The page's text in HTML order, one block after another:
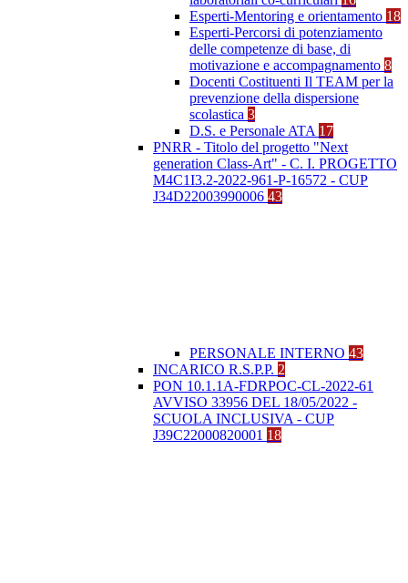
Esperti-Mentoring e orientamento 18
Esperti-Percorsi di potenziamento
delle competenze di base, di
motivazione e accompagnamento 8
Docenti Costituenti Il TEAM per la
prevenzione della dispersione
scolastica 3
D.S. e Personale ATA 17
PNRR - Titolo del progetto "Next
generation Class-Art" - C. I. PROGETTO
M4C1I3.2-2022-961-P-16572 - CUP
J34D22003990006 43
PERSONALE INTERNO 43
INCARICO R.S.P.P. 2
PON 10.1.1A-FDRPOC-CL-2022-61
AVVISO 33956 DEL 18/05/2022 -
SCUOLA INCLUSIVA - CUP
J39C22000820001 18